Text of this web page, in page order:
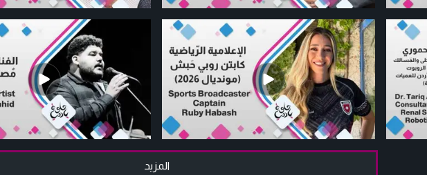
المزيد